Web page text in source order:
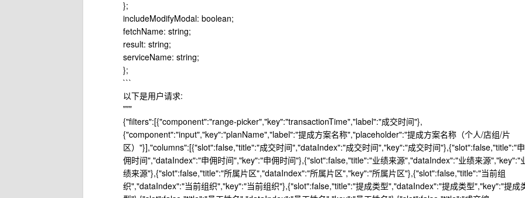
};
includeModifyModal: boolean;
fetchName: string;
result: string;
serviceName: string;
};
```
以下是用户请求:
"""
{"filters":[{"component":"range-picker","key":"transactionTime","label":"成交时间"},
{"component":"input","key":"planName","label":"提成方案名称","placeholder":"提成方案名称（个人/店组/片
区）"}],"columns":[{"slot":false,"title":"成交时间","dataIndex":"成交时间","key":"成交时间"},{"slot":false,"title":"申
佣时间","dataIndex":"申佣时间","key":"申佣时间"},{"slot":false,"title":"业绩来源","dataIndex":"业绩来源","key":"
绩来源"},{"slot":false,"title":"所属片区","dataIndex":"所属片区","key":"所属片区"},{"slot":false,"title":"当前组
织","dataIndex":"当前组织","key":"当前组织"},{"slot":false,"title":"提成类型","dataIndex":"提成类型","key":"提成